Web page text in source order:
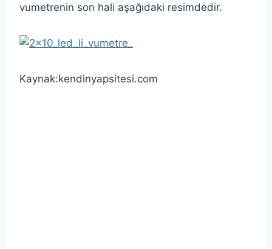
vumetrenin son hali aşağıdaki resimdedir.
Kaynak:kendinyapsitesi.com